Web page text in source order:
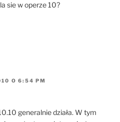
sie w operze 10?
O 6:54 PM
generalnie działa. W tym